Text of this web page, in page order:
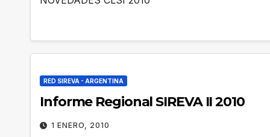
RED SIREVA - ARGENTINA
Informe Regional SIREVA II 2010
1 ENERO, 2010